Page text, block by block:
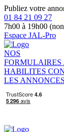
Publiez votre
01 84 21 09 27
7h00 à 19h00
Espace JAL-Pro
NOS
FORMULAIRES
HABILITES
LES